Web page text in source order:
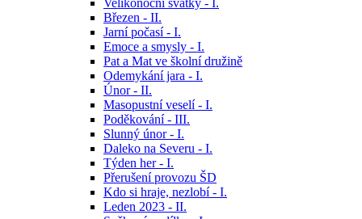
Velikonoční svátky - I.
Březen - II.
Jarní počasí - I.
Emoce a smysly - I.
Pat a Mat ve školní družině
Odemykání jara - I.
Únor - II.
Masopustní veselí - I.
Poděkování - III.
Slunný únor - I.
Daleko na Severu - I.
Týden her - I.
Přerušení provozu ŠD
Kdo si hraje, nezlobí - I.
Leden 2023 - II.